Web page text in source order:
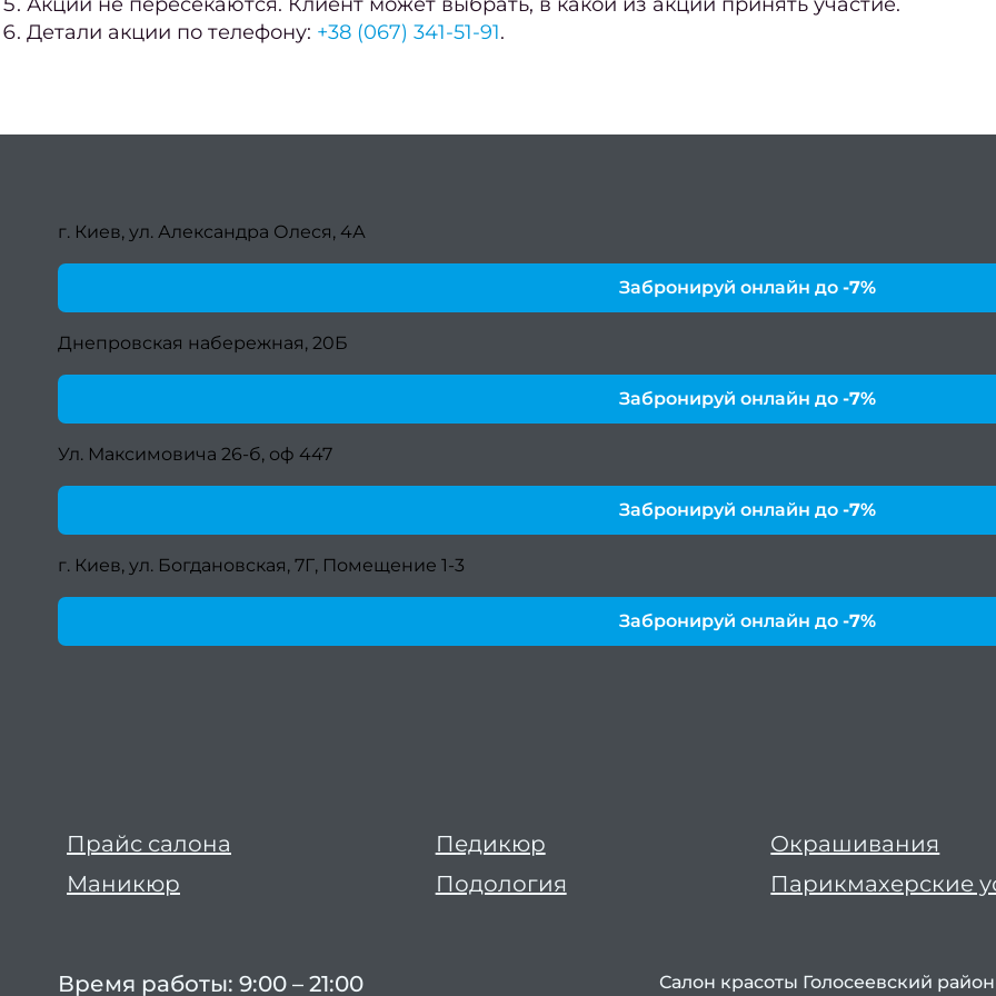
Детали акции по телефону: +38 (067) 341-51-91.
г. Киев, ул. Александра Олеся, 4А
Забронируй онлайн до -7%
Днепровская набережная, 20Б
Забронируй онлайн до -7%
Ул. Максимовича 26-б, оф 447
Забронируй онлайн до -7%
г. Киев, ул. Богдановская, 7Г, Помещение 1-3
Забронируй онлайн до -7%
Прайс салона
Маникюр
Педикюр
Подология
Окрашивания
Парикмахерские
Время работы: 9:00 – 21:00
Салон красоты Голосеевский район